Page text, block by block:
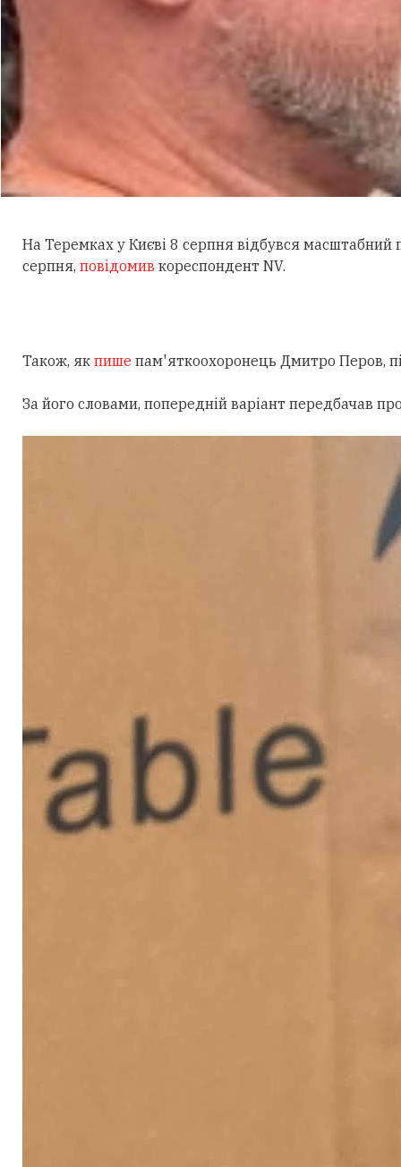
На Теремках у Києві 8 серпня відбувся масштабний
серпня, повідомив кореспондент NV.
Також, як пише пам'яткоохоронець Дмитро Перов,
За його словами, попередній варіант передбачав